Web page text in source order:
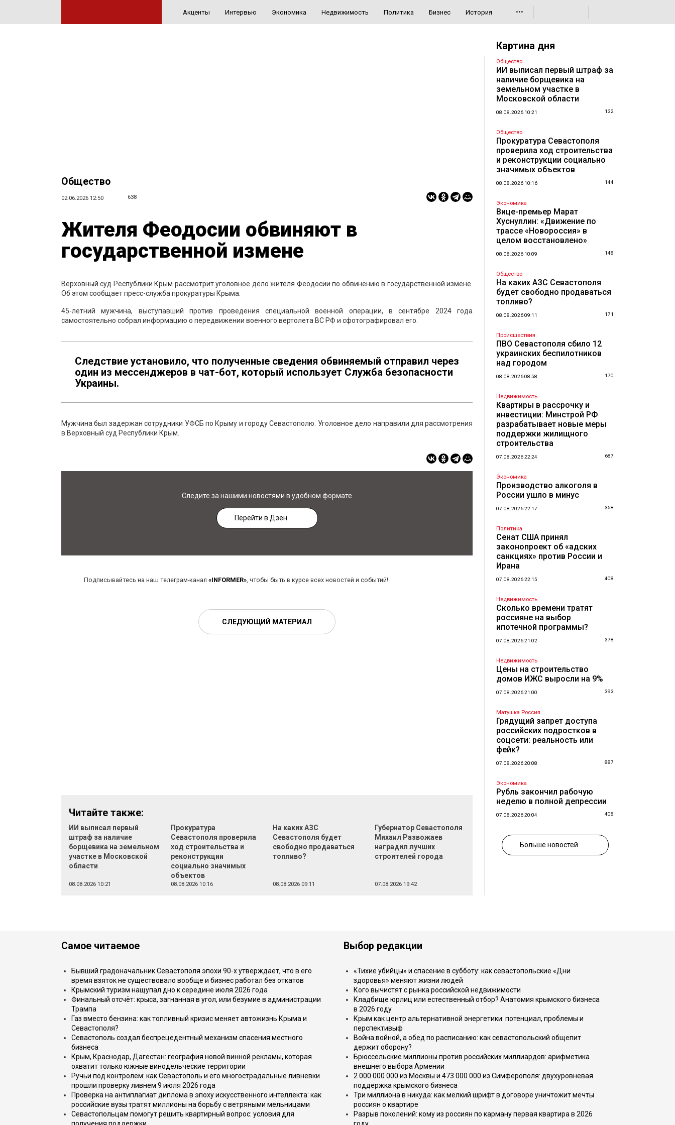
Акценты Интервью Экономика Недвижимость Политика Бизнес История •••
Общество
02.06.2026 12:50 638
Жителя Феодосии обвиняют в
государственной измене
Верховный суд Республики Крым рассмотрит уголовное дело жителя Феодосии по обвинению в государственной измене.
Об этом сообщает пресс-служба прокуратуры Крыма.
45-летний мужчина, выступавший против проведения специальной военной операции, в сентябре 2024 года
самостоятельно собрал информацию о передвижении военного вертолета ВС РФ и сфотографировал его.
Следствие установило, что полученные сведения обвиняемый отправил через
один из мессенджеров в чат-бот, который использует Служба безопасности
Украины.
Мужчина был задержан сотрудники УФСБ по Крыму и городу Севастополю. Уголовное дело направили для рассмотрения
в Верховный суд Республики Крым.
Следите за нашими новостями в удобном формате
Перейти в Дзен
Подписывайтесь на наш телеграм-канал «INFORMER», чтобы быть в курсе всех новостей и событий!
СЛЕДУЮЩИЙ МАТЕРИАЛ
Читайте также:
ИИ выписал первый
штраф за наличие
борщевика на земельном
участке в Московской
области
08.08.2026 10:21
Прокуратура
Севастополя проверила
ход строительства и
реконструкции
социально значимых
объектов
08.08.2026 10:16
На каких АЗС
Севастополя будет
свободно продаваться
топливо?
08.08.2026 09:11
Губернатор Севастополя
Михаил Развожаев
наградил лучших
строителей города
07.08.2026 19:42
Картина дня
Общество
ИИ выписал первый штраф за
наличие борщевика на
земельном участке в
Московской области
08.08.2026 10:21 132
Общество
Прокуратура Севастополя
проверила ход строительства
и реконструкции социально
значимых объектов
08.08.2026 10:16 144
Экономика
Вице-премьер Марат
Хуснуллин: «Движение по
трассе «Новороссия» в
целом восстановлено»
08.08.2026 10:09 148
Общество
На каких АЗС Севастополя
будет свободно продаваться
топливо?
08.08.2026 09:11 171
Происшествия
ПВО Севастополя сбило 12
украинских беспилотников
над городом
08.08.2026 08:58 170
Недвижимость
Квартиры в рассрочку и
инвестиции: Минстрой РФ
разрабатывает новые меры
поддержки жилищного
строительства
07.08.2026 22:24 687
Экономика
Производство алкоголя в
России ушло в минус
07.08.2026 22:17 358
Политика
Сенат США принял
законопроект об «адских
санкциях» против России и
Ирана
07.08.2026 22:15 408
Недвижимость
Сколько времени тратят
россияне на выбор
ипотечной программы?
07.08.2026 21:02 378
Недвижимость
Цены на строительство
домов ИЖС выросли на 9%
07.08.2026 21:00 393
Матушка Россия
Грядущий запрет доступа
российских подростков в
соцсети: реальность или
фейк?
07.08.2026 20:08 887
Экономика
Рубль закончил рабочую
неделю в полной депрессии
07.08.2026 20:04 408
Больше новостей
Самое читаемое
Бывший градоначальник Севастополя эпохи 90-х утверждает, что в его
время взяток не существовало вообще и бизнес работал без откатов
Крымский туризм нащупал дно к середине июля 2026 года
Финальный отсчёт: крыса, загнанная в угол, или безумие в администрации
Трампа
Газ вместо бензина: как топливный кризис меняет автожизнь Крыма и
Севастополя?
Севастополь создал беспрецедентный механизм спасения местного
бизнеса
Крым, Краснодар, Дагестан: география новой винной рекламы, которая
охватит только южные винодельческие территории
Ручьи под контролем: как Севастополь и его многострадальные ливнёвки
прошли проверку ливнем 9 июля 2026 года
Проверка на антиплагиат диплома в эпоху искусственного интеллекта: как
российские вузы тратят миллионы на борьбу с ветряными мельницами
Севастопольцам помогут решить квартирный вопрос: условия для
Выбор редакции
«Тихие убийцы» и спасение в субботу: как севастопольские «Дни
здоровья» меняют жизни людей
Кого вычистят с рынка российской недвижимости
Кладбище юрлиц или естественный отбор? Анатомия крымского бизнеса
в 2026 году
Крым как центр альтернативной энергетики: потенциал, проблемы и
перспективыф
Война войной, а обед по расписанию: как севастопольский общепит
держит оборону?
Брюссельские миллионы против российских миллиардов: арифметика
внешнего выбора Армении
2 000 000 000 из Москвы и 473 000 000 из Симферополя: двухуровневая
поддержка крымского бизнеса
Три миллиона в никуда: как мелкий шрифт в договоре уничтожит мечты
россиян о квартире
Разрыв поколений: кому из россиян по карману первая квартира в 2026